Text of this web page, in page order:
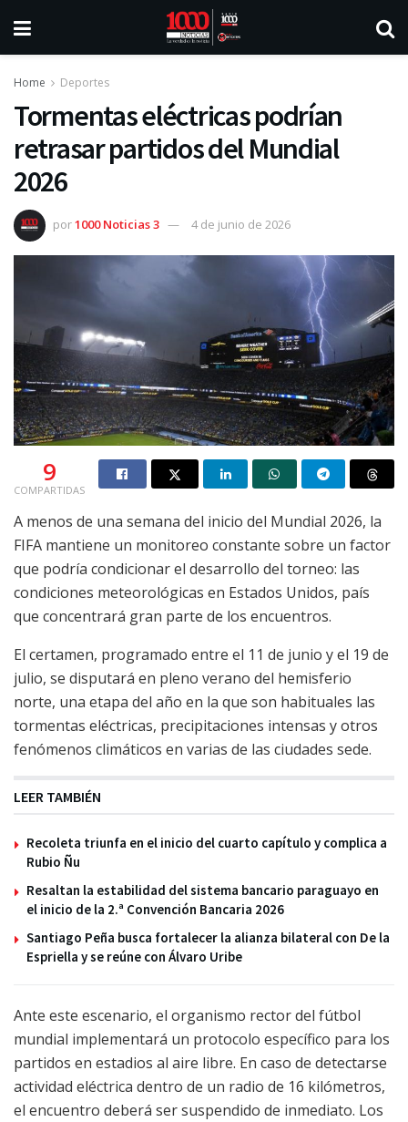
Home Deportes
Tormentas eléctricas podrían
retrasar partidos del Mundial
2026
por1000 Noticias 3 4 de junio de 2026
9
COMPARTIDAS
A menos de una semana del inicio del Mundial 2026, la
FIFA mantiene un monitoreo constante sobre un factor
que podría condicionar el desarrollo del torneo: las
condiciones meteorológicas en Estados Unidos, país
que concentrará gran parte de los encuentros.
El certamen, programado entre el 11 de junio y el 19 de
julio, se disputará en pleno verano del hemisferio
norte, una etapa del año en la que son habituales las
tormentas eléctricas, precipitaciones intensas y otros
fenómenos climáticos en varias de las ciudades sede.
LEER TAMBIÉN
Recoleta triunfa en el inicio del cuarto capítulo y complica a
Rubio Ñu
Resaltan la estabilidad del sistema bancario paraguayo en
el inicio de la 2.ª Convención Bancaria 2026
Santiago Peña busca fortalecer la alianza bilateral con De la
Espriella y se reúne con Álvaro Uribe
Ante este escenario, el organismo rector del fútbol
mundial implementará un protocolo específico para los
partidos en estadios al aire libre. En caso de detectarse
actividad eléctrica dentro de un radio de 16 kilómetros,
el encuentro deberá ser suspendido de inmediato. Los